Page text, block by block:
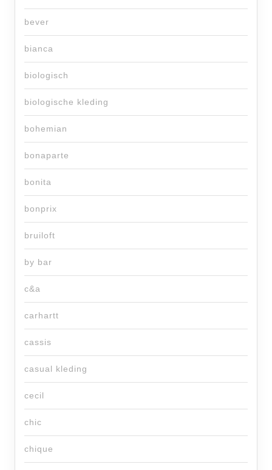
bever
bianca
biologisch
biologische kleding
bohemian
bonaparte
bonita
bonprix
bruiloft
by bar
c&a
carhartt
cassis
casual kleding
cecil
chic
chique